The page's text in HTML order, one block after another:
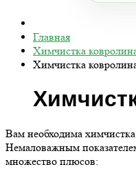
Главная
Химчистка
Химчистка
Вам необходима
Немаловажным
множество плюсов: